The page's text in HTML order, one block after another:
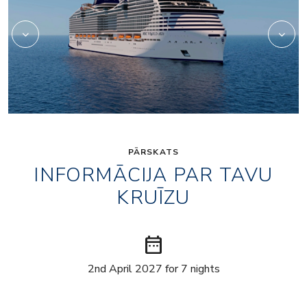
PĀRSKATS
INFORMĀCIJA PAR TAVU
KRUĪZU
date_range
2nd April 2027 for 7 nights